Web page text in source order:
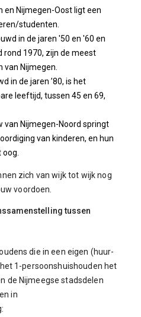
en Nijmegen-Oost ligt een
studenten.
in de jaren '50 en '60 en
rond 1970, zijn de meest
van Nijmegen.
in de jaren ’80, is het
leeftijd, tussen 45 en 69,
van Nijmegen-Noord springt
van kinderen, en hun
zich van wijk tot wijk nog
voordoen.
tussen
die in een eigen (huur-
1-persoonshuishouden het
de Nijmeegse stadsdelen
in